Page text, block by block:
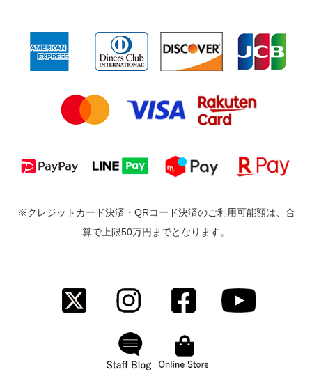
※クレジットカード決済・QRコード決済のご利用可能額は、合
算で上限50万円までとなります。